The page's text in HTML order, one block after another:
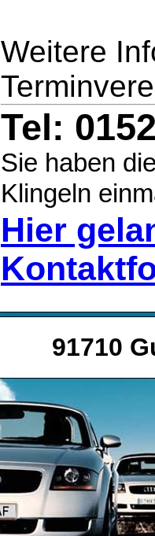
Weitere
Tel:
Sie haben
Klingeln
Hier
91710